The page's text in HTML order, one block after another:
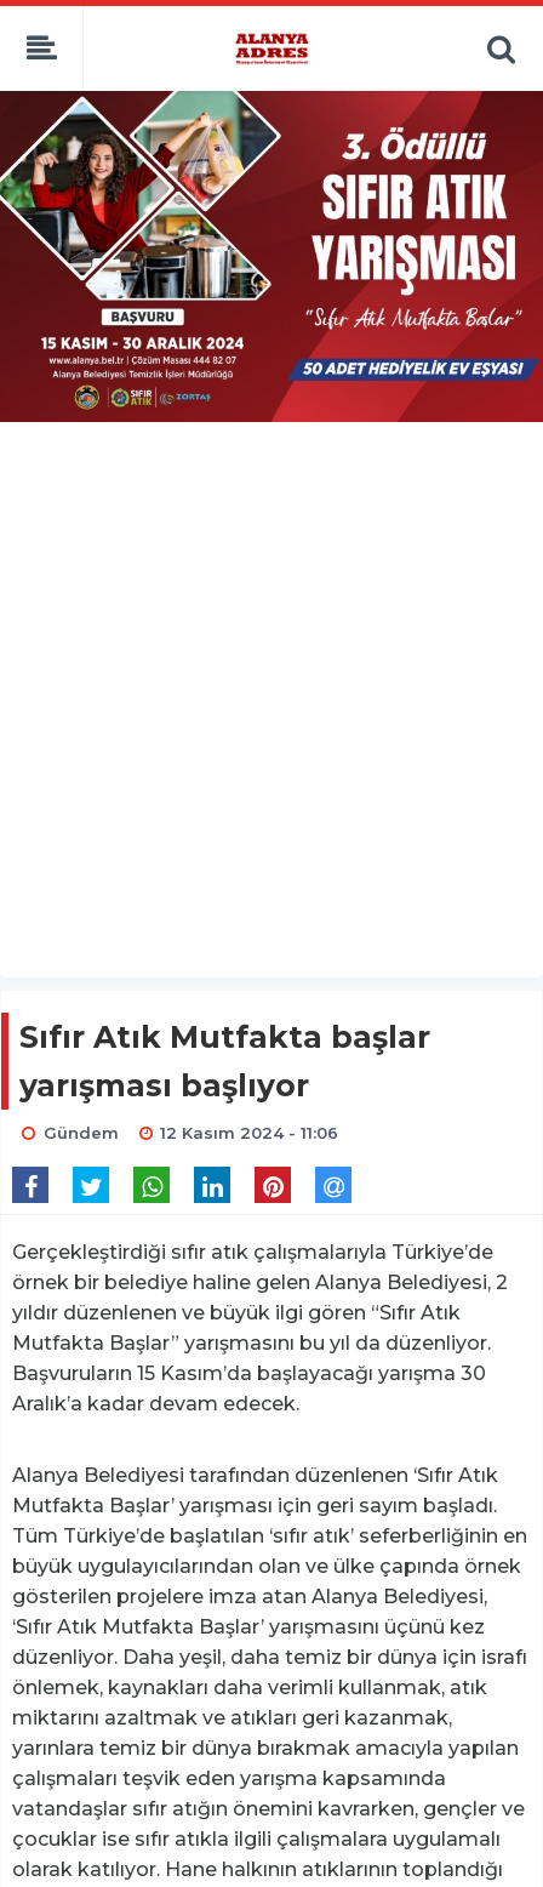
kaçak bahis
deneme bonusu
canlı bahis siteleri
deneme bonusu veren siteler
bahis siteleri
porno izle
Sıfır Atık Mutfakta başlar
yarışması başlıyor
Gündem 12 Kasım 2024 - 11:06
Gerçekleştirdiği sıfır atık çalışmalarıyla Türkiye’de
örnek bir belediye haline gelen Alanya Belediyesi, 2
yıldır düzenlenen ve büyük ilgi gören “Sıfır Atık
Mutfakta Başlar” yarışmasını bu yıl da düzenliyor.
Başvuruların 15 Kasım’da başlayacağı yarışma 30
Aralık’a kadar devam edecek.
Alanya Belediyesi tarafından düzenlenen ‘Sıfır Atık
Mutfakta Başlar’ yarışması için geri sayım başladı.
Tüm Türkiye’de başlatılan ‘sıfır atık’ seferberliğinin en
büyük uygulayıcılarından olan ve ülke çapında örnek
gösterilen projelere imza atan Alanya Belediyesi,
‘Sıfır Atık Mutfakta Başlar’ yarışmasını üçünü kez
düzenliyor. Daha yeşil, daha temiz bir dünya için israfı
önlemek, kaynakları daha verimli kullanmak, atık
miktarını azaltmak ve atıkları geri kazanmak,
yarınlara temiz bir dünya bırakmak amacıyla yapılan
çalışmaları teşvik eden yarışma kapsamında
vatandaşlar sıfır atığın önemini kavrarken, gençler ve
çocuklar ise sıfır atıkla ilgili çalışmalara uygulamalı
olarak katılıyor. Hane halkının atıklarının toplandığı